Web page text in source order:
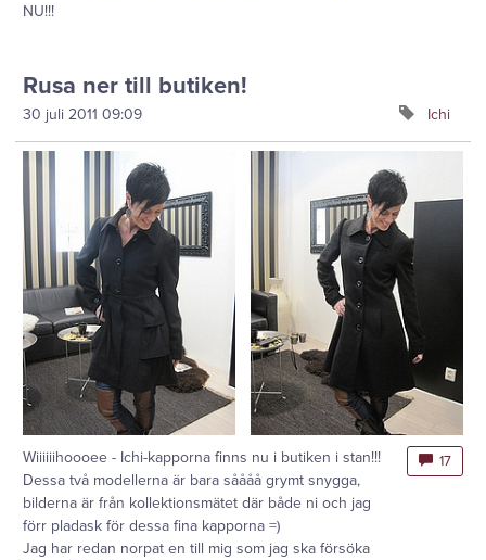
NU!!!
Rusa ner till butiken!
30 juli 2011 09:09 Ichi
Wiiiiiihoooee - Ichi-kapporna finns nu i butiken i stan!!!
Dessa två modellerna är bara såååå grymt snygga,
bilderna är från kollektionsmätet där både ni och jag
förr pladask för dessa fina kapporna =)
Jag har redan norpat en till mig som jag ska försöka
17